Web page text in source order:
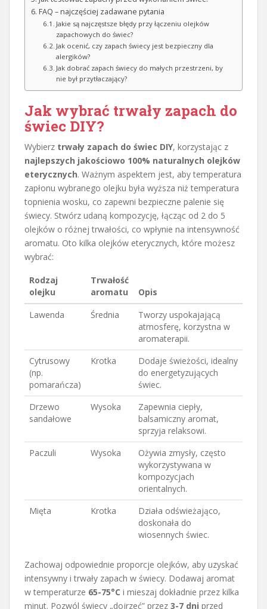
FAQ – najczęściej zadawane pytania
Jakie są najczęstsze błędy przy łączeniu olejków
zapachowych do świec?
Jak ocenić, czy zapach świecy jest bezpieczny dla
alergików?
Jak dobrać zapach świecy do małych przestrzeni, by
nie był przytłaczający?
Jak wybrać trwały zapach do
świec DIY?
Wybierz trwały zapach do świec DIY, korzystając z
najlepszych jakościowo 100% naturalnych olejków
eterycznych. Ważnym aspektem jest, aby temperatura
zapłonu wybranego olejku była wyższa niż temperatura
topnienia wosku, co zapewni bezpieczne palenie się
świecy. Stwórz udaną kompozycję, łącząc od 2 do 5
olejków o różnej trwałości, co wpłynie na intensywność
aromatu. Oto kilka olejków eterycznych, które możesz
wybrać:
Rodzaj
olejku
Trwałość
aromatu
Opis
Lawenda
Średnia
Tworzy uspokajającą
atmosferę, korzystna w
aromaterapii.
Cytrusowy
(np.
pomarańcza)
Krotka
Dodaje świeżości, idealny
do energetyzujących
świec.
Drzewo
sandałowe
Wysoka
Zapewnia ciepły,
balsamiczny aromat,
sprzyja relaksowi.
Paczuli
Wysoka
Ożywia zmysły, często
wykorzystywana w
kompozycjach
orientalnych.
Mięta
Krotka
Działa odświeżająco,
doskonała do
wiosennych świec.
Zachowaj odpowiednie proporcje olejków, aby uzyskać
intensywny i trwały zapach w świecy. Dodawaj aromat
w temperaturze 65-75°C i mieszaj dokładnie przez kilka
minut. Pozwól świecy „dojrzeć” przez 3-7 dni przed